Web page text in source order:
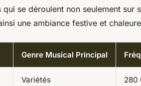
se déroulent non seulement sur
une ambiance festive et
Genre Musical Principal
Variétés 280